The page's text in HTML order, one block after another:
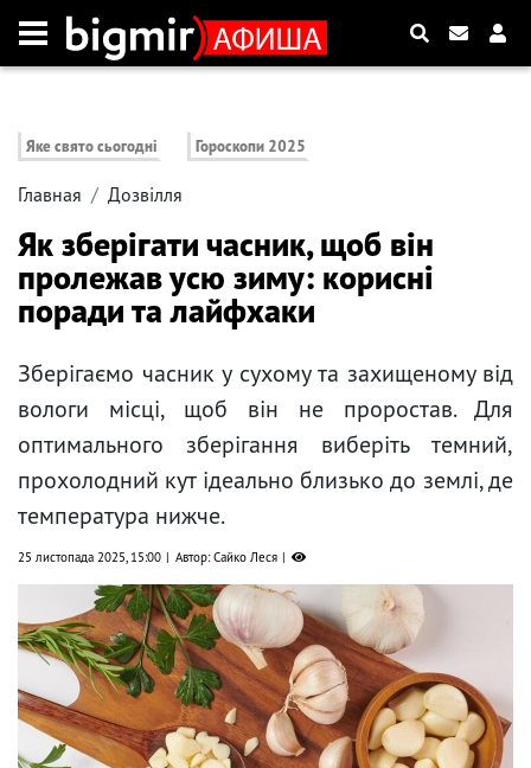
Яке свято сьогодні Гороскопи 2025
Главная Дозвілля
Як зберігати часник, щоб він
пролежав усю зиму: корисні
поради та лайфхаки
Зберігаємо часник у сухому та захищеному від
вологи місці, щоб він не проростав. Для
оптимального зберігання виберіть темний,
прохолодний кут ідеально близько до землі, де
температура нижче.
25 листопада 2025, 15:00 Автор: Сайко Леся